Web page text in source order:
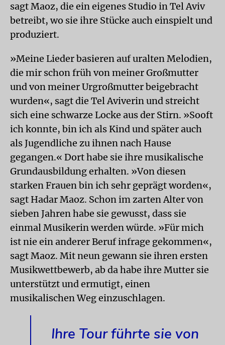
sagt Maoz, die ein eigenes Studio in Tel Aviv
betreibt, wo sie ihre Stücke auch einspielt und
produziert.
»Meine Lieder basieren auf uralten Melodien,
die mir schon früh von meiner Großmutter
und von meiner Urgroßmutter beigebracht
wurden«, sagt die Tel Aviverin und streicht
sich eine schwarze Locke aus der Stirn. »Sooft
ich konnte, bin ich als Kind und später auch
als Jugendliche zu ihnen nach Hause
gegangen.« Dort habe sie ihre musikalische
Grundausbildung erhalten. »Von diesen
starken Frauen bin ich sehr geprägt worden«,
sagt Hadar Maoz. Schon im zarten Alter von
sieben Jahren habe sie gewusst, dass sie
einmal Musikerin werden würde. »Für mich
ist nie ein anderer Beruf infrage gekommen«,
sagt Maoz. Mit neun gewann sie ihren ersten
Musikwettbewerb, ab da habe ihre Mutter sie
unterstützt und ermutigt, einen
musikalischen Weg einzuschlagen.
Ihre Tour führte sie von